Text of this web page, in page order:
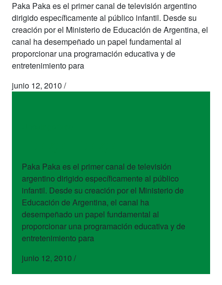
Paka Paka es el primer canal de televisión argentino
dirigido específicamente al público infantil. Desde su
creación por el Ministerio de Educación de Argentina, el
canal ha desempeñado un papel fundamental al
proporcionar una programación educativa y de
entretenimiento para
junio 12, 2010 /
Paka Paka es el primer canal de televisión
argentino dirigido específicamente al público
infantil. Desde su creación por el Ministerio de
Educación de Argentina, el canal ha
desempeñado un papel fundamental al
proporcionar una programación educativa y de
entretenimiento para
junio 12, 2010 /